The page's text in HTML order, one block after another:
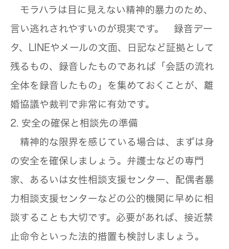
モラハラは目に見えない精神的暴力のため、
言い逃れされやすいのが現実です。 録音デー
タ、LINEやメールの文面、日記など証拠として
残るもの、録音したものであれば「会話の流れ
全体を録音したもの」を集めておくことが、離
婚協議や裁判で非常に有効です。
2. 安全の確保と相談先の準備
精神的な限界を感じている場合は、まずは身
の安全を確保しましょう。弁護士などの専門
家、あるいは女性相談支援センター、配偶者暴
力相談支援センターなどの公的機関に早めに相
談することも大切です。必要があれば、接近禁
止命令といった法的措置も検討しましょう。